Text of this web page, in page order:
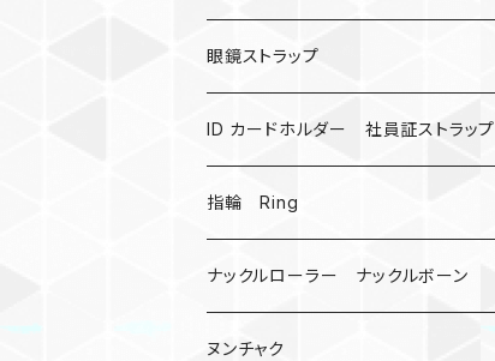
昆虫
ミツバチ
AirTag
戦国武将、侍
悪魔の鍵
爬虫類、蛇
眼鏡ストラップ
ID カードホルダー 社員証ストラップ
指輪 Ring
ナックルローラー ナックルボーン
ヌンチャク